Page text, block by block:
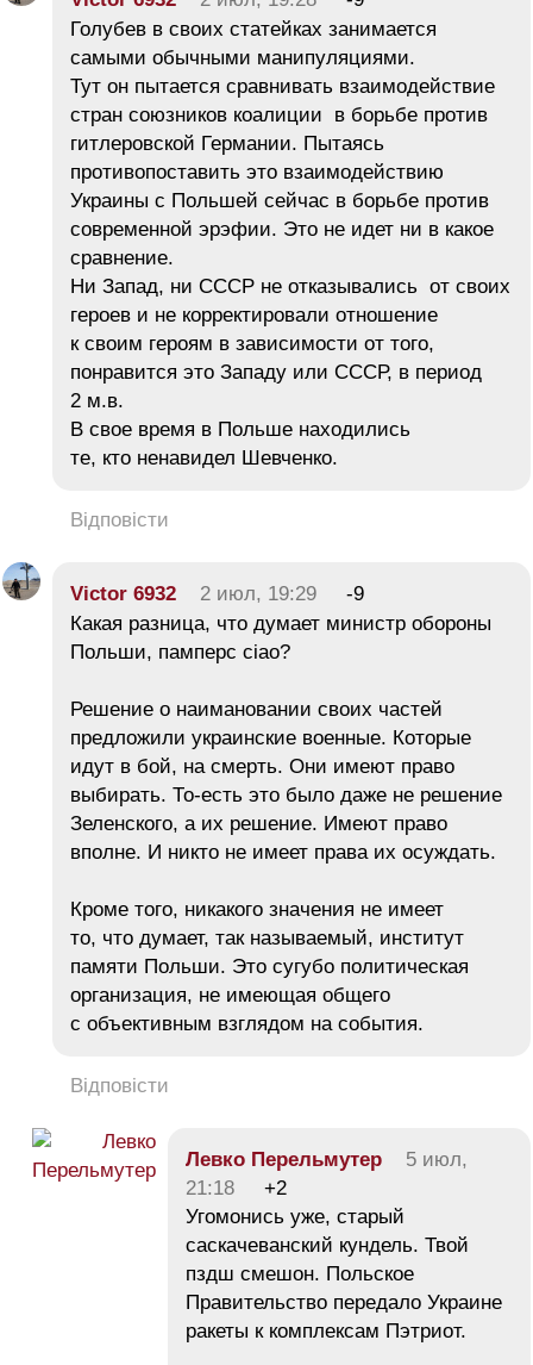
Голубев в своих статейках занимается
самыми обычными манипуляциями.
Тут он пытается сравнивать взаимодействие
стран союзников коалиции в борьбе против
гитлеровской Германии. Пытаясь
противопоставить это взаимодействию
Украины с Польшей сейчас в борьбе против
современной эрэфии. Это не идет ни в какое
сравнение.
Ни Запад, ни СССР не отказывались от своих
героев и не корректировали отношение
к своим героям в зависимости от того,
понравится это Западу или СССР, в период
2 м.в.
В свое время в Польше находились
те, кто ненавидел Шевченко.
Відповісти
Victor 6932 2 июл, 19:29
-9
Какая разница, что думает министр обороны
Польши, памперс ciao?
Решение о наимановании своих частей
предложили украинские военные. Которые
идут в бой, на смерть. Они имеют право
выбирать. То-есть это было даже не решение
Зеленского, а их решение. Имеют право
вполне. И никто не имеет права их осуждать.
Кроме того, никакого значения не имеет
то, что думает, так называемый, институт
памяти Польши. Это сугубо политическая
организация, не имеющая общего
с объективным взглядом на события.
Відповісти
Левко Перельмутер
5 июл,
21:18
+2
Угомонись уже, старый
саскачеванский кундель. Твой
пздш смешон. Польское
Правительство передало Украине
ракеты к комплексам Пэтриот.